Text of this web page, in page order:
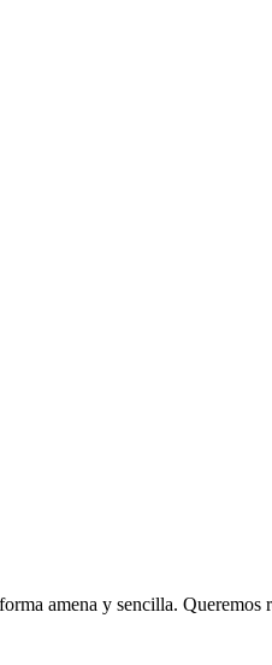
amena y sencilla. Queremos